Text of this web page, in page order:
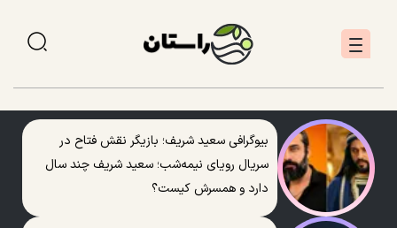
بیوگرافی سعید شریف؛ بازیگر نقش فتاح در
سریال رویای نیمه‌شب؛ سعید شریف چند سال
دارد و همسرش کیست؟